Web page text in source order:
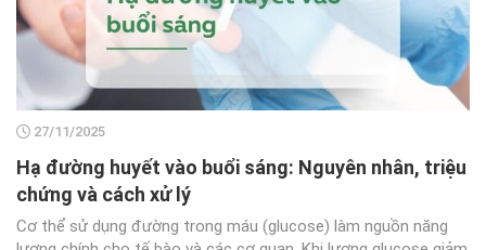
27/11/2025
Hạ đường huyết vào buổi sáng: Nguyên nhân, triệu
chứng và cách xử lý
Cơ thể sử dụng đường trong máu (glucose) làm nguồn năng